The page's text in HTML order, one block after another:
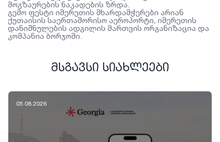
მოგზაურების ნაკადების ზრდა.
გემო ფესტი იმერეთის მხარდამჭერები არიან
ქუთაისის საერთაშორისო აეროპორტი, იმერეთის
დანიშნულების ადგილის მართვის ორგანიზაცია და
კომპანია ბორჯომი.
ᲛᲡᲒᲐᲕᲡᲘ ᲡᲘᲐᲮᲚᲔᲔᲑᲘ
05.08.2026